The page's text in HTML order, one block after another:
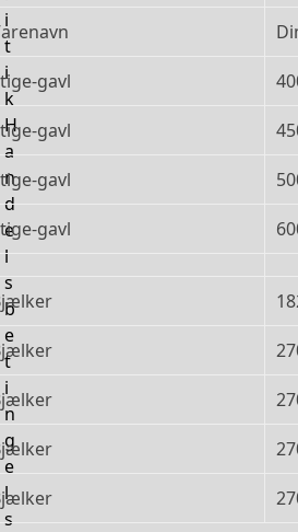
gavl
gavl
gavl
gavl
i
t
i
k
H
a
n
d
e
l
s
b
e
t
i
n
g
e
l
s